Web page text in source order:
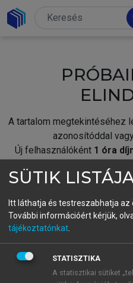
A tartalom megtekintéséhez
azonosítóddal
Új felhasználóként 1 óra
fiókoddal,vagy
A regisztráció után a
BELÉPÉS SAJÁT
SÜTIK
Itt láthatja és testreszabhatja
További információért kérjük,
tájékoztatónkat
STATISZTIKA
A statisztikai sütiket